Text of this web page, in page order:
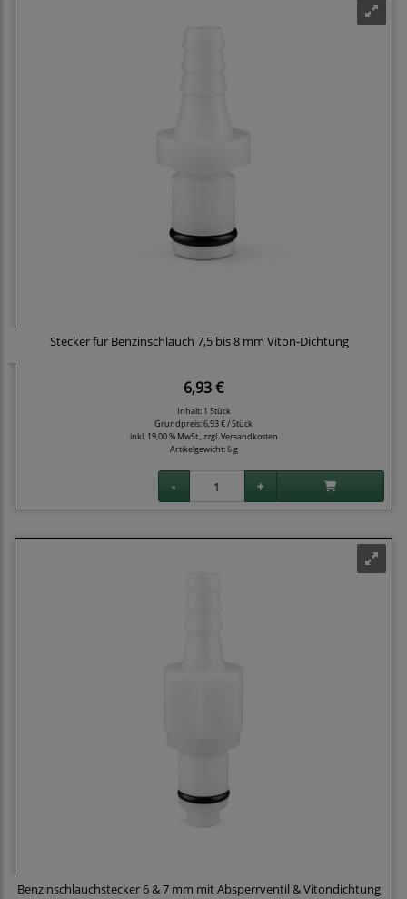
Stecker für Benzinschlauch 7,5 bis 8 mm Viton-Dichtung
6,93 €
Inhalt: 1 Stück
Grundpreis:6,93 € / Stück
inkl. 19,00 % MwSt., zzgl.Versandkosten
Artikelgewicht: 6 g
Benzinschlauchstecker 6 & 7 mm mit Absperrventil & Vitondichtung